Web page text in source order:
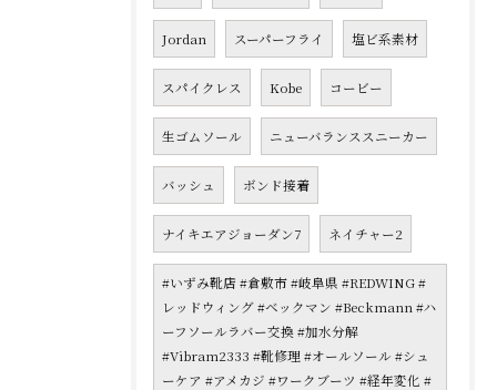
Jordan スーパーフライ 塩ビ系素材
スパイクレス Kobe コービー
生ゴムソール ニューバランススニーカー
バッシュ ボンド接着
ナイキエアジョーダン7 ネイチャー2
#いずみ靴店 #倉敷市 #岐阜県 #REDWING #
レッドウィング #ベックマン #Beckmann #ハ
ーフソールラバー交換 #加水分解
#Vibram2333 #靴修理 #オールソール #シュ
ーケア #アメカジ #ワークブーツ #経年変化 #